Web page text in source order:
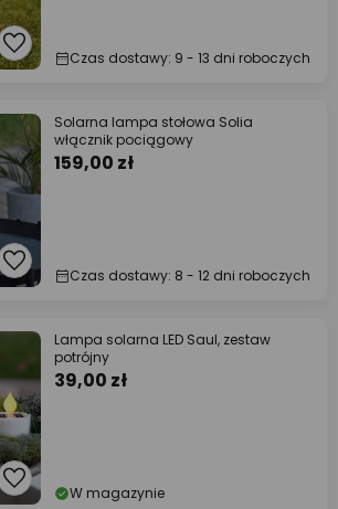
Czas dostawy: 9 - 13 dni roboczych
Solarna lampa stołowa Solia
włącznik pociągowy
159,00 zł
Czas dostawy: 8 - 12 dni roboczych
Lampa solarna LED Saul, zestaw
potrójny
39,00 zł
W magazynie